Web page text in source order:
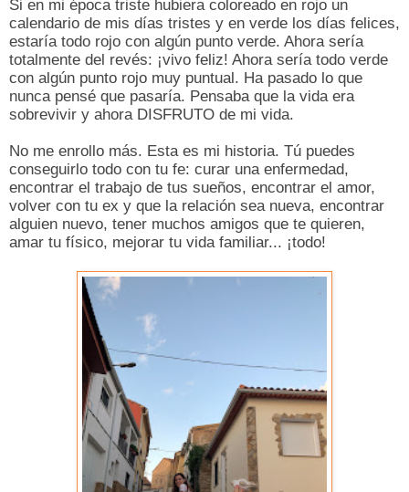
Si en mi época triste hubiera coloreado en rojo un
calendario de mis días tristes y en verde los días felices,
estaría todo rojo con algún punto verde. Ahora sería
totalmente del revés: ¡vivo feliz! Ahora sería todo verde
con algún punto rojo muy puntual. Ha pasado lo que
nunca pensé que pasaría. Pensaba que la vida era
sobrevivir y ahora DISFRUTO de mi vida.
No me enrollo más. Esta es mi historia. Tú puedes
conseguirlo todo con tu fe: curar una enfermedad,
encontrar el trabajo de tus sueños, encontrar el amor,
volver con tu ex y que la relación sea nueva, encontrar
alguien nuevo, tener muchos amigos que te quieren,
amar tu físico, mejorar tu vida familiar... ¡todo!